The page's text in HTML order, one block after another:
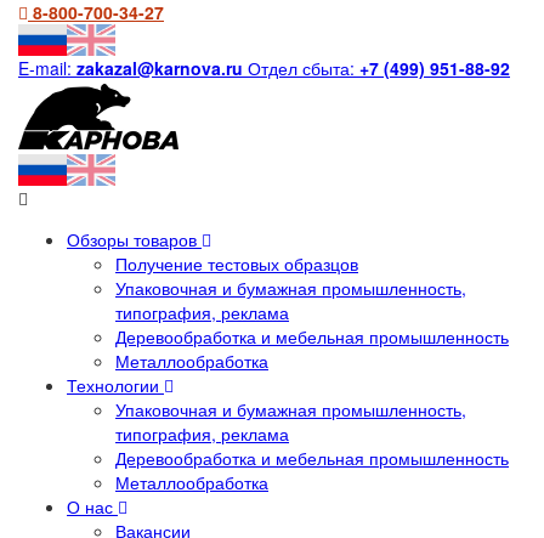
8-800-700-34-27
E-mail: zakazal@karnova.ru Отдел сбыта: +7 (499) 951-88-92
Обзоры товаров
Получение тестовых образцов
Упаковочная и бумажная промышленность,
типография, реклама
Деревообработка и мебельная промышленность
Металлообработка
Технологии
Упаковочная и бумажная промышленность,
типография, реклама
Деревообработка и мебельная промышленность
Металлообработка
О нас
Вакансии